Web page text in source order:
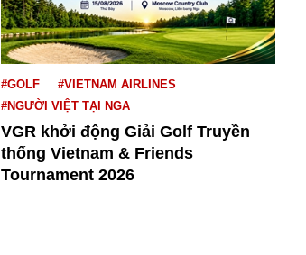
#GOLF
#VIETNAM AIRLINES
#NGƯỜI VIỆT TẠI NGA
VGR khởi động Giải Golf Truyền
thống Vietnam & Friends
Tournament 2026